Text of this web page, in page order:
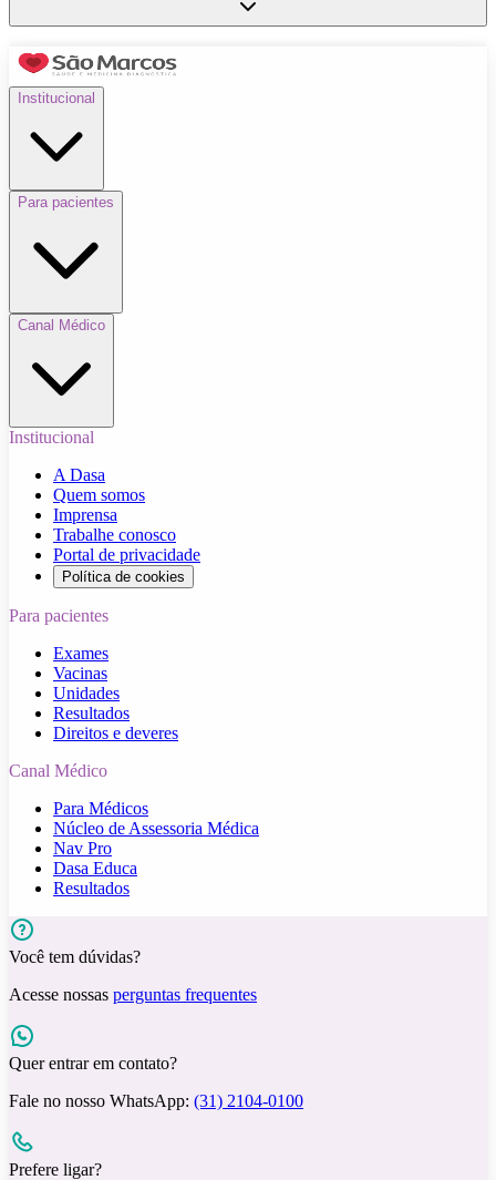
Institucional
Para pacientes
Canal Médico
Institucional
A Dasa
Quem somos
Imprensa
Trabalhe conosco
Portal de privacidade
Política de cookies
Para pacientes
Exames
Vacinas
Unidades
Resultados
Direitos e deveres
Canal Médico
Para Médicos
Núcleo de Assessoria Médica
Nav Pro
Dasa Educa
Resultados
Você tem dúvidas?
Acesse nossas perguntas frequentes
Quer entrar em contato?
Fale no nosso WhatsApp: (31) 2104-0100
Prefere ligar?